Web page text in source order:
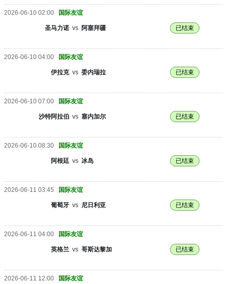
2026-06-10 02:00 国际友谊
圣马力诺 vs 阿塞拜疆 已结束
2026-06-10 04:00 国际友谊
伊拉克 vs 委内瑞拉 已结束
2026-06-10 07:00 国际友谊
沙特阿拉伯 vs 塞内加尔 已结束
2026-06-10 08:30 国际友谊
阿根廷 vs 冰岛 已结束
2026-06-11 03:45 国际友谊
葡萄牙 vs 尼日利亚 已结束
2026-06-11 04:00 国际友谊
英格兰 vs 哥斯达黎加 已结束
2026-06-11 12:00 国际友谊